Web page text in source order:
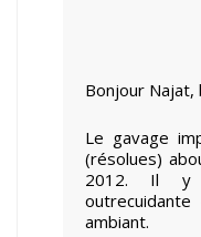
Bonjour Najat,
Le gavage
(résolues)
2012. Il y
ambiant.